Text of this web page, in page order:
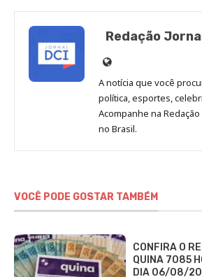
Redação
Site
de
Redação
Jornal
DCI
A notícia que você
política, esportes,
Acompanhe na
no Brasil.
VOCÊ PODE GOSTAR TAMBÉM
CONFIRA O
QUINA 7085
DIA 06/08/